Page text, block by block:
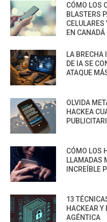
CÓMO LOS
BLASTERS
EN CANADÁ
LA BRECHA
DE IA SE
ATAQUE
OLVIDA
HACKEA
CÓMO LOS
LLAMADAS
INCREÍBLE
13
HACKEAR Y
AGÉNTICA